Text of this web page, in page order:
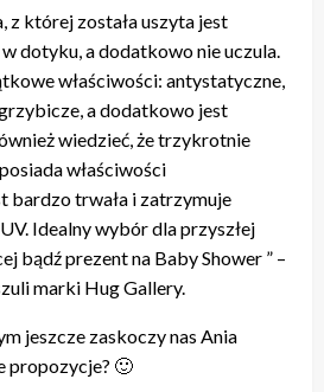
z której została uszyta jest
dotyku, a dodatkowo nie uczula.
właściwości: antystatyczne,
a dodatkowo jest
wiedzieć, że trzykrotnie
właściwości
bardzo trwała i zatrzymuje
Idealny wybór dla przyszłej
bądź prezent na Baby Shower ” –
marki Hug Gallery.
jeszcze zaskoczy nas Ania
propozycje? 🙂